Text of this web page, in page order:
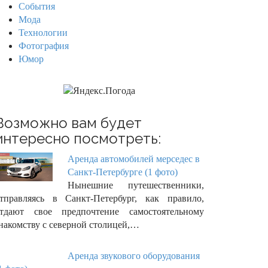
События
Мода
Технологии
Фотография
Юмор
вам будет
посмотреть:
Аренда автомобилей мерседес в
Санкт-Петербурге (1 фото)
Нынешние путешественники,
в Санкт-Петербург, как правило,
свое предпочтение самостоятельному
с северной столицей,…
Аренда звукового оборудования